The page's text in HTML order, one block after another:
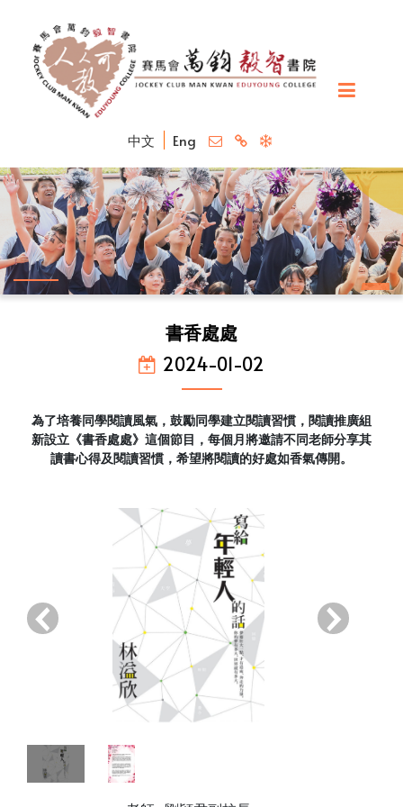
中文 Eng
書香處處
2024-01-02
為了培養同學閱讀風氣，鼓勵同學建立閱讀習慣，閱讀推廣組
新設立《書香處處》這個節目，每個月將邀請不同老師分享其
讀書心得及閱讀習慣，希望將閱讀的好處如香氣傳開。
‹ ›